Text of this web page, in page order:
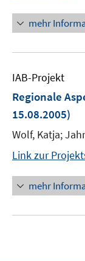
mehr
IAB-Projekt
Regionale
15.08.2005)
Wolf, Katja;
Link zur
mehr